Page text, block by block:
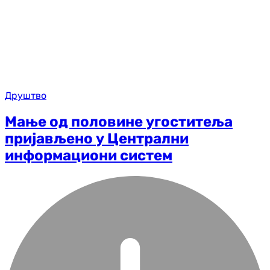
Друштво
Мање од половине угоститеља
пријављено у Централни
информациони систем